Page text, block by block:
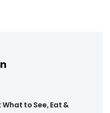
to See, Eat &